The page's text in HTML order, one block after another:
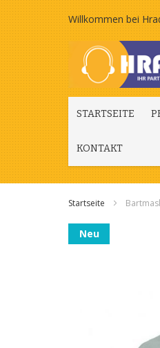
Zum
Inhalt
springen
Willkommen bei
STARTSEITE
KONTAKT
Startseite
Zum
Ende
Neu